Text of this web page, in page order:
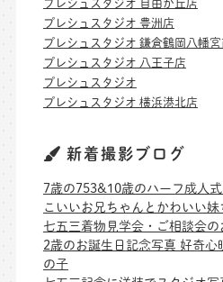
プレシュスタジオ 豊洲店
プレシュスタジオ 鎌倉鶴岡八幡
プレシュスタジオ 八王子店
プレシュスタジオ
プレシュスタジオ 横浜港北店
新着撮影ブログ
7歳の753&10歳のハーフ成人
こいいお兄ちゃんとかわいい妹
七五三着物見学会・ご相談会
2歳のお誕生日記念写真 好奇
の子